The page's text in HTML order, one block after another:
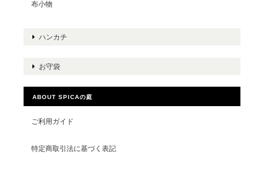
布小物
ハンカチ
お守袋
ABOUT SPICAの庭
ご利用ガイド
特定商取引法に基づく表記